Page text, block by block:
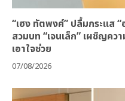
“เฮง ทัตพงศ์” ปลื้มกระแส
สวมบท “เจนเล็ก” เผชิญค
เอาใจช่วย
07/08/2026